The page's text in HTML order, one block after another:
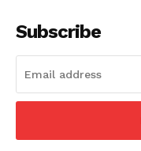
Company
About
Subscription Plans
Subscribe